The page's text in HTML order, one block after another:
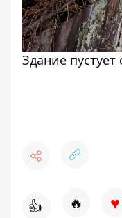
Здание пустует
👍 🔥 ♥